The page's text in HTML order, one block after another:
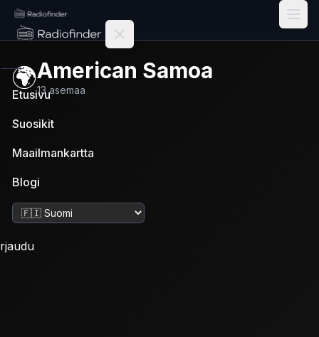
Radiofinder home
Etusivu
Suosikit
Maailmankartta
Blogi
Vaihda kieltä
🌍American Samoa
13 asemaa